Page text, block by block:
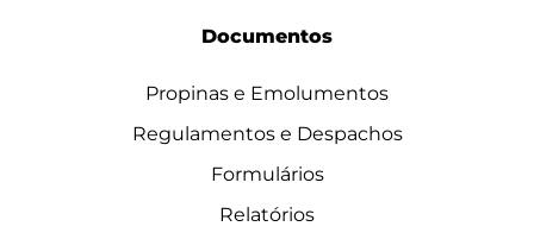
Documentos
Propinas e Emolumentos
Regulamentos e Despachos
Formulários
Relatórios